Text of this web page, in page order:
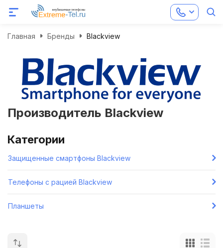
Главная Бренды Blackview
Производитель Blackview
Категории
Защищенные смартфоны Blackview
Телефоны с рацией Blackview
Планшеты